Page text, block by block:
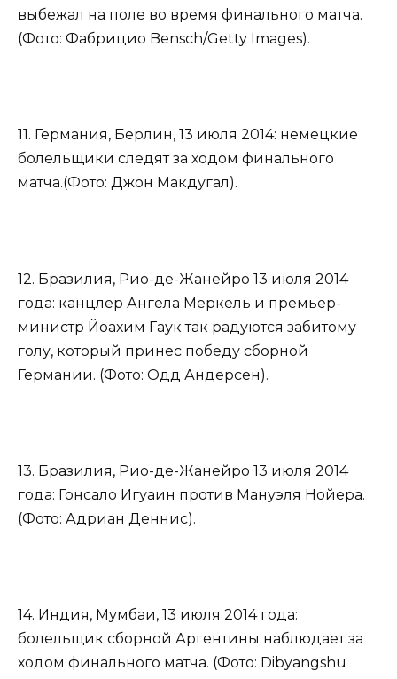
выбежал на поле во время финального матча.
(Фото: Фабрицио Bensch/Getty Images).
11. Германия, Берлин, 13 июля 2014: немецкие
болельщики следят за ходом финального
матча.(Фото: Джон Макдугал).
12. Бразилия, Рио-де-Жанейро 13 июля 2014
года: канцлер Ангела Меркель и премьер-
министр Йоахим Гаук так радуются забитому
голу, который принес победу сборной
Германии. (Фото: Одд Андерсен).
13. Бразилия, Рио-де-Жанейро 13 июля 2014
года: Гонсало Игуаин против Мануэля Нойера.
(Фото: Адриан Деннис).
14. Индия, Мумбаи, 13 июля 2014 года:
болельщик сборной Аргентины наблюдает за
ходом финального матча. (Фото: Dibyangshu